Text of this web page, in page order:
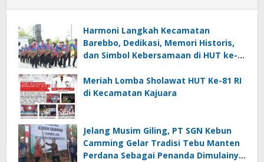
Harmoni Langkah Kecamatan
Barebbo, Dedikasi, Memori Historis,
dan Simbol Kebersamaan di HUT ke-
Meriah Lomba Sholawat HUT Ke-81 RI
di Kecamatan Kajuara
Jelang Musim Giling, PT SGN Kebun
Camming Gelar Tradisi Tebu Manten
Perdana Sebagai Penanda Dimulainya